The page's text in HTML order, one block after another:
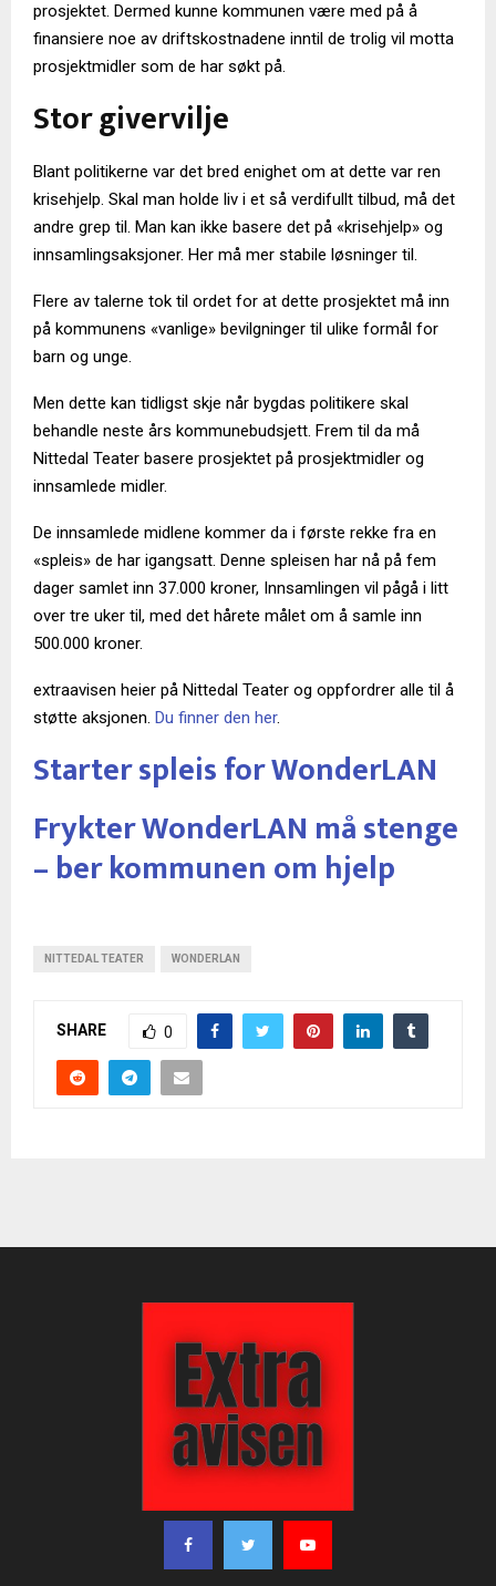
prosjektet. Dermed kunne kommunen være med på å
finansiere noe av driftskostnadene inntil de trolig vil motta
prosjektmidler som de har søkt på.
Stor givervilje
Blant politikerne var det bred enighet om at dette var ren
krisehjelp. Skal man holde liv i et så verdifullt tilbud, må det
andre grep til. Man kan ikke basere det på «krisehjelp» og
innsamlingsaksjoner. Her må mer stabile løsninger til.
Flere av talerne tok til ordet for at dette prosjektet må inn
på kommunens «vanlige» bevilgninger til ulike formål for
barn og unge.
Men dette kan tidligst skje når bygdas politikere skal
behandle neste års kommunebudsjett. Frem til da må
Nittedal Teater basere prosjektet på prosjektmidler og
innsamlede midler.
De innsamlede midlene kommer da i første rekke fra en
«spleis» de har igangsatt. Denne spleisen har nå på fem
dager samlet inn 37.000 kroner, Innsamlingen vil pågå i litt
over tre uker til, med det hårete målet om å samle inn
500.000 kroner.
extraavisen heier på Nittedal Teater og oppfordrer alle til å
støtte aksjonen. Du finner den her.
Starter spleis for WonderLAN
Frykter WonderLAN må stenge
– ber kommunen om hjelp
NITTEDAL TEATER WONDERLAN
SHARE 0